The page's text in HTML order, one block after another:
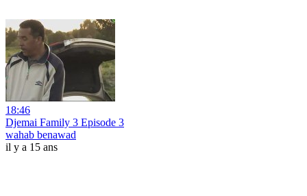
18:46
Djemai Family 3 Episode 3
wahab benawad
il y a 15 ans